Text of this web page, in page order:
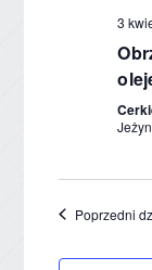
3
Poprzedni